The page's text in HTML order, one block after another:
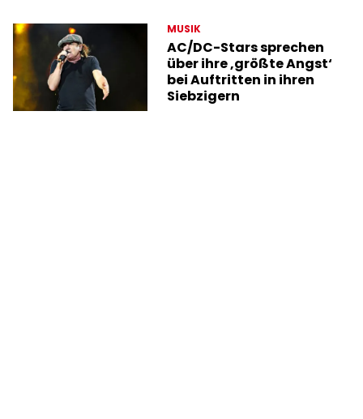
MUSIK
AC/DC-Stars sprechen
über ihre ‚größte Angst‘
bei Auftritten in ihren
Siebzigern